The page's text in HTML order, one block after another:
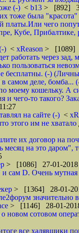
(-) < b13 > [892]
тоже была
платы.Или чего
Кубе,
) < xReason > [1089]
работать через
пользоваться
бесплатны. (-)
самом деле, бомба...
моему кошельку. А
и чего-то такого?
на сайте (-) <
этого им не
их договор на
на это даром",
> [1086] 27-01-2018
сам D. Очень
> [1364] 28-01-
> [1146] 28-01-
новом сотовом
все халявщики